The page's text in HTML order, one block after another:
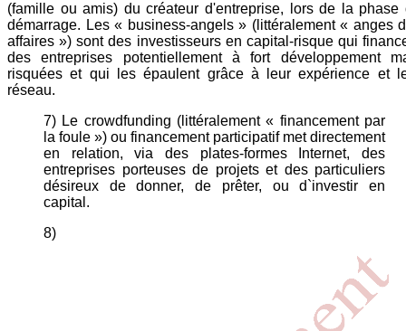
(famille ou amis) du créateur d'entreprise, lors de la phase
démarrage. Les « business-angels » (littéralement « anges
affaires ») sont des investisseurs en capital-risque qui
des entreprises potentiellement à fort développement
risquées et qui les épaulent grâce à leur expérience et
réseau.
7) Le crowdfunding (littéralement « financement par
la foule ») ou financement participatif met directement
en relation, via des plates-formes Internet, des
entreprises porteuses de projets et des particuliers
désireux de donner, de prêter, ou d`investir en
capital.
8)